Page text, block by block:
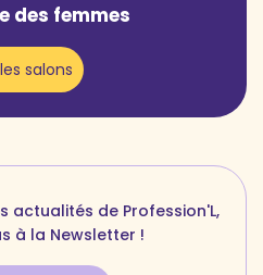
des femmes
salons
actualités de Profession'L,
à la Newsletter !